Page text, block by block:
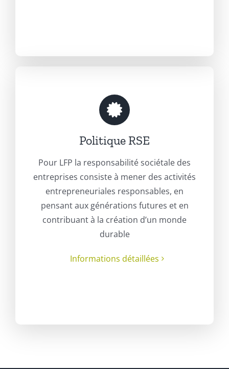
Politique RSE
Pour LFP la responsabilité sociétale des
entreprises consiste à mener des activités
entrepreneuriales responsables, en
pensant aux générations futures et en
contribuant à la création d’un monde
durable
Informations détaillées